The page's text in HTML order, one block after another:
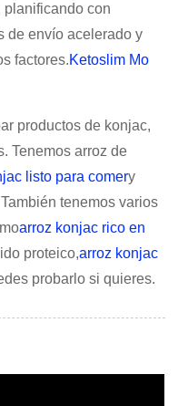
planificando con
de envío acelerado y
factores.Ketoslim Mo
productos de konjac,
Tenemos arroz de
listo para comery
tenemos varios
arroz konjac rico en
proteico,arroz konjac
probarlo si quieres.